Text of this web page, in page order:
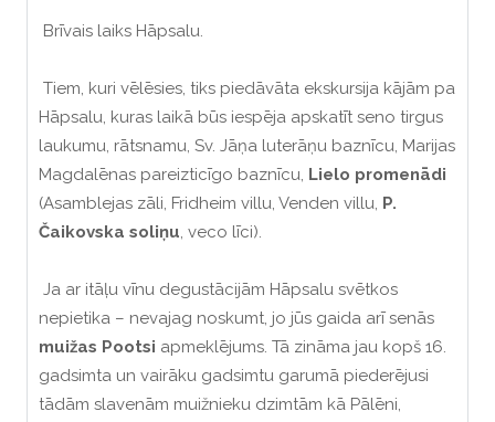
Brīvais laiks Hāpsalu.
Tiem, kuri vēlēsies, tiks piedāvāta ekskursija kājām pa
Hāpsalu, kuras laikā būs iespēja apskatīt seno tirgus
laukumu, rātsnamu, Sv. Jāņa luterāņu baznīcu, Marijas
Magdalēnas pareizticīgo baznīcu, Lielo promenādi
(Asamblejas zāli, Fridheim villu, Venden villu, P.
Čaikovska soliņu, veco līci).
Ja ar itāļu vīnu degustācijām Hāpsalu svētkos
nepietika – nevajag noskumt, jo jūs gaida arī senās
muižas Pootsi apmeklējums. Tā zināma jau kopš 16.
gadsimta un vairāku gadsimtu garumā piederējusi
tādām slavenām muižnieku dzimtām kā Pālēni,